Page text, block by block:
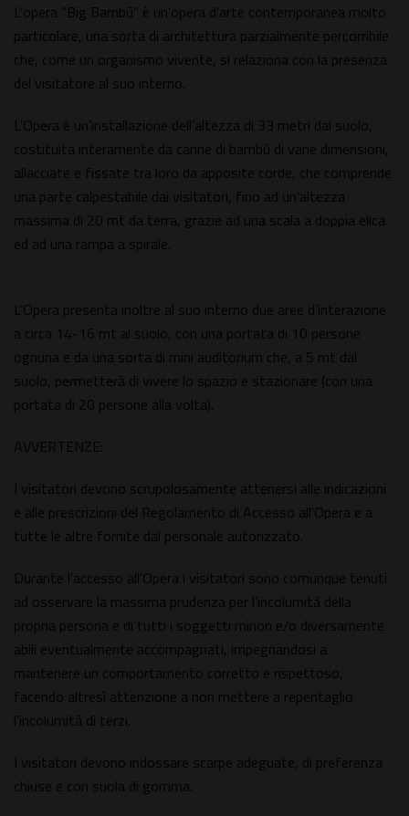
L’opera “Big Bambú” è un’opera d’arte contemporanea molto
particolare, una sorta di architettura parzialmente percorribile
che, come un organismo vivente, si relaziona con la presenza
del visitatore al suo interno.
L’Opera è un’installazione dell’altezza di 33 metri dal suolo,
costituita interamente da canne di bambù di varie dimensioni,
allacciate e fissate tra loro da apposite corde, che comprende
una parte calpestabile dai visitatori, fino ad un’altezza
massima di 20 mt da terra, grazie ad una scala a doppia elica
ed ad una rampa a spirale.
L’Opera presenta inoltre al suo interno due aree d’interazione
a circa 14-16 mt al suolo, con una portata di 10 persone
ognuna e da una sorta di mini auditorium che, a 5 mt dal
suolo, permetterà di vivere lo spazio e stazionare (con una
portata di 20 persone alla volta).
AVVERTENZE:
I visitatori devono scrupolosamente attenersi alle indicazioni
e alle prescrizioni del Regolamento di Accesso all’Opera e a
tutte le altre fornite dal personale autorizzato.
Durante l’accesso all’Opera i visitatori sono comunque tenuti
ad osservare la massima prudenza per l’incolumità della
propria persona e di tutti i soggetti minori e/o diversamente
abili eventualmente accompagnati, impegnandosi a
mantenere un comportamento corretto e rispettoso,
facendo altresì attenzione a non mettere a repentaglio
l’incolumità di terzi.
I visitatori devono indossare scarpe adeguate, di preferenza
chiuse e con suola di gomma.